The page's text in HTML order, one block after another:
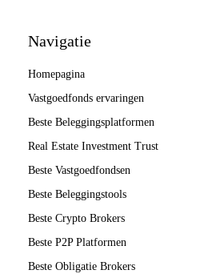
Navigatie
Homepagina
Vastgoedfonds ervaringen
Beste Beleggingsplatformen
Real Estate Investment Trust
Beste Vastgoedfondsen
Beste Beleggingstools
Beste Crypto Brokers
Beste P2P Platformen
Beste Obligatie Brokers